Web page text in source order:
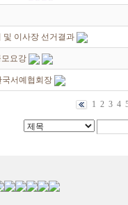
및 이사장 선거결과
요강
국서예협회장
1 2 3 4